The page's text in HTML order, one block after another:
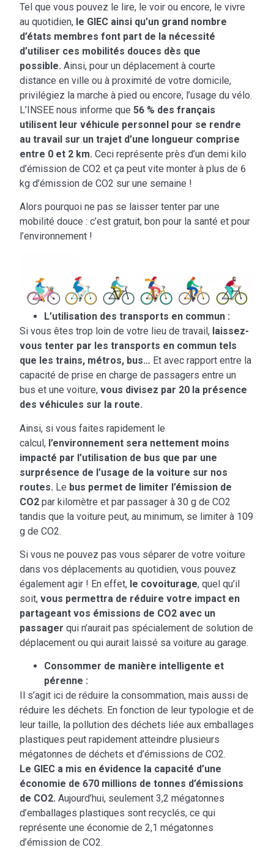
Tel que vous pouvez le lire, le voir ou encore, le vivre
au quotidien, le GIEC ainsi qu’un grand nombre
d’états membres font part de la nécessité
d’utiliser ces mobilités douces dès que
possible. Ainsi, pour un déplacement à courte
distance en ville ou à proximité de votre domicile,
privilégiez la marche à pied ou encore, l’usage du vélo.
L’INSEE nous informe que56 % des français
utilisent leur véhicule personnel pour se rendre
au travail sur un trajet d’une longueur comprise
entre 0 et 2 km. Ceci représente près d’un demi kilo
d’émission de CO2 et ça peut vite monter à plus de 6
kg d’émission de CO2 sur une semaine !
Alors pourquoi ne pas se laisser tenter par une
mobilité douce : c’est gratuit, bon pour la santé et pour
l’environnement !
L’utilisation des transports en commun :
Si vous êtes trop loin de votre lieu de travail, laissez-
vous tenter par les transports en commun tels
que les trains, métros, bus… Et avec rapport entre la
capacité de prise en charge de passagers entre un
bus et une voiture,vous divisez par 20 la présence
des véhicules sur la route.
Ainsi, si vous faites rapidement le
calcul, l’environnement sera nettement moins
impacté par l’utilisation de bus que par une
surprésence de l’usage de la voiture sur nos
routes. Le bus permet de limiter l’émission de
CO2 par kilomètre et par passager à 30 g de CO2
tandis que la voiture peut, au minimum, se limiter à 109
g de CO2.
Si vous ne pouvez pas vous séparer de votre voiture
dans vos déplacements au quotidien, vous pouvez
également agir ! En effet, le covoiturage, quel qu’il
soit,vous permettra de réduire votre impact en
partageant vos émissions de CO2 avec un
passager qui n’aurait pas spécialement de solution de
déplacement ou qui aurait laissé sa voiture au garage.
Consommer de manière intelligente et
pérenne :
Il s’agit ici de réduire la consommation, mais aussi de
réduire les déchets. En fonction de leur typologie et de
leur taille, la pollution des déchets liée aux emballages
plastiques peut rapidement atteindre plusieurs
mégatonnes de déchets et d’émissions de CO2.
Le GIEC a mis en évidence la capacité d’une
économie de 670 millions de tonnes d’émissions
de CO2. Aujourd’hui, seulement 3,2 mégatonnes
d’emballages plastiques sont recyclés, ce qui
représente une économie de 2,1 mégatonnes
d’émission de CO2.